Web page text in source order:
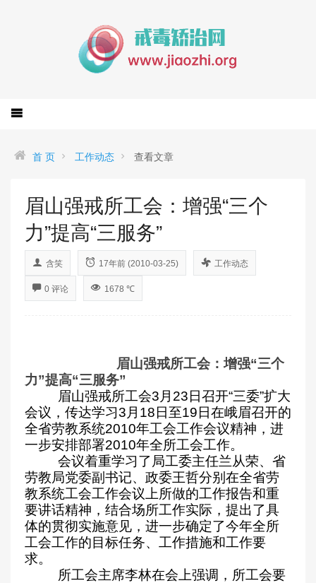
首 页 工作动态 查看文章
眉山强戒所工会：增强“三个
力”提高“三服务”
含笑 17年前 (2010-03-25) 工作动态
0 评论 1678 ℃
眉山强戒所工会：增强“三个
力”提高“三服务”
眉山强戒所工会3 月 23 日召开“三委”扩大
会议，传达学习3 月 18 日至19 日在峨眉召开的
全省劳教系统2010年工会工作会议精神，进
一步安排部署2010年全所工会工作。
会议着重学习了局工委主任兰从荣、省
劳教局党委副书记、政委王哲分别在全省劳
教系统工会工作会议上所做的工作报告和重
要讲话精神，结合场所工作实际，提出了具
体的贯彻实施意见，进一步确定了今年全所
工会工作的目标任务、工作措施和工作要
求。
所工会主席李林在会上强调，所工会要